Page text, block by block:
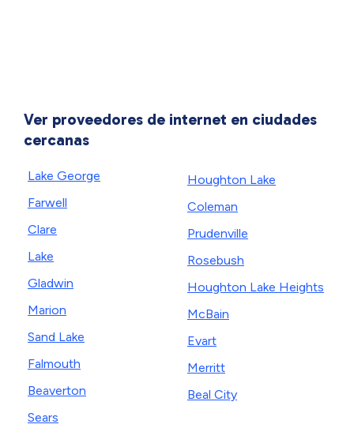
Ver proveedores de internet en ciudades
cercanas
Lake George
Farwell
Clare
Lake
Gladwin
Marion
Sand Lake
Falmouth
Beaverton
Sears
Houghton Lake
Coleman
Prudenville
Rosebush
Houghton Lake Heights
McBain
Evart
Merritt
Beal City